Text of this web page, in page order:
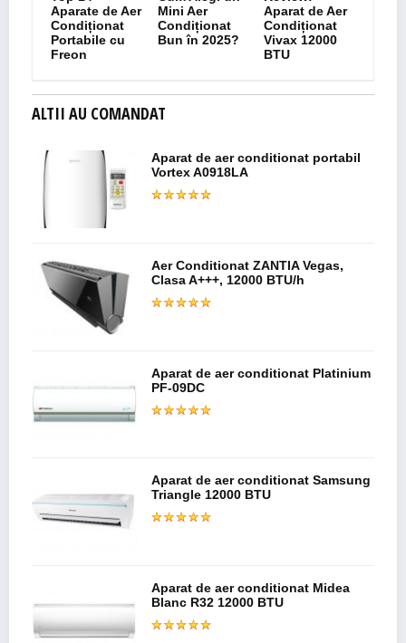
Aparate de Aer
Condiționat
Portabile cu
Freon
Mini Aer
Condiționat
Bun în 2025?
Aparat de Aer
Condiționat
Vivax 12000
BTU
ALTII AU COMANDAT
Aparat de aer conditionat portabil
Vortex A0918LA
Aer Conditionat ZANTIA Vegas,
Clasa A+++, 12000 BTU/h
Aparat de aer conditionat Platinium
PF-09DC
Aparat de aer conditionat Samsung
Triangle 12000 BTU
Aparat de aer conditionat Midea
Blanc R32 12000 BTU